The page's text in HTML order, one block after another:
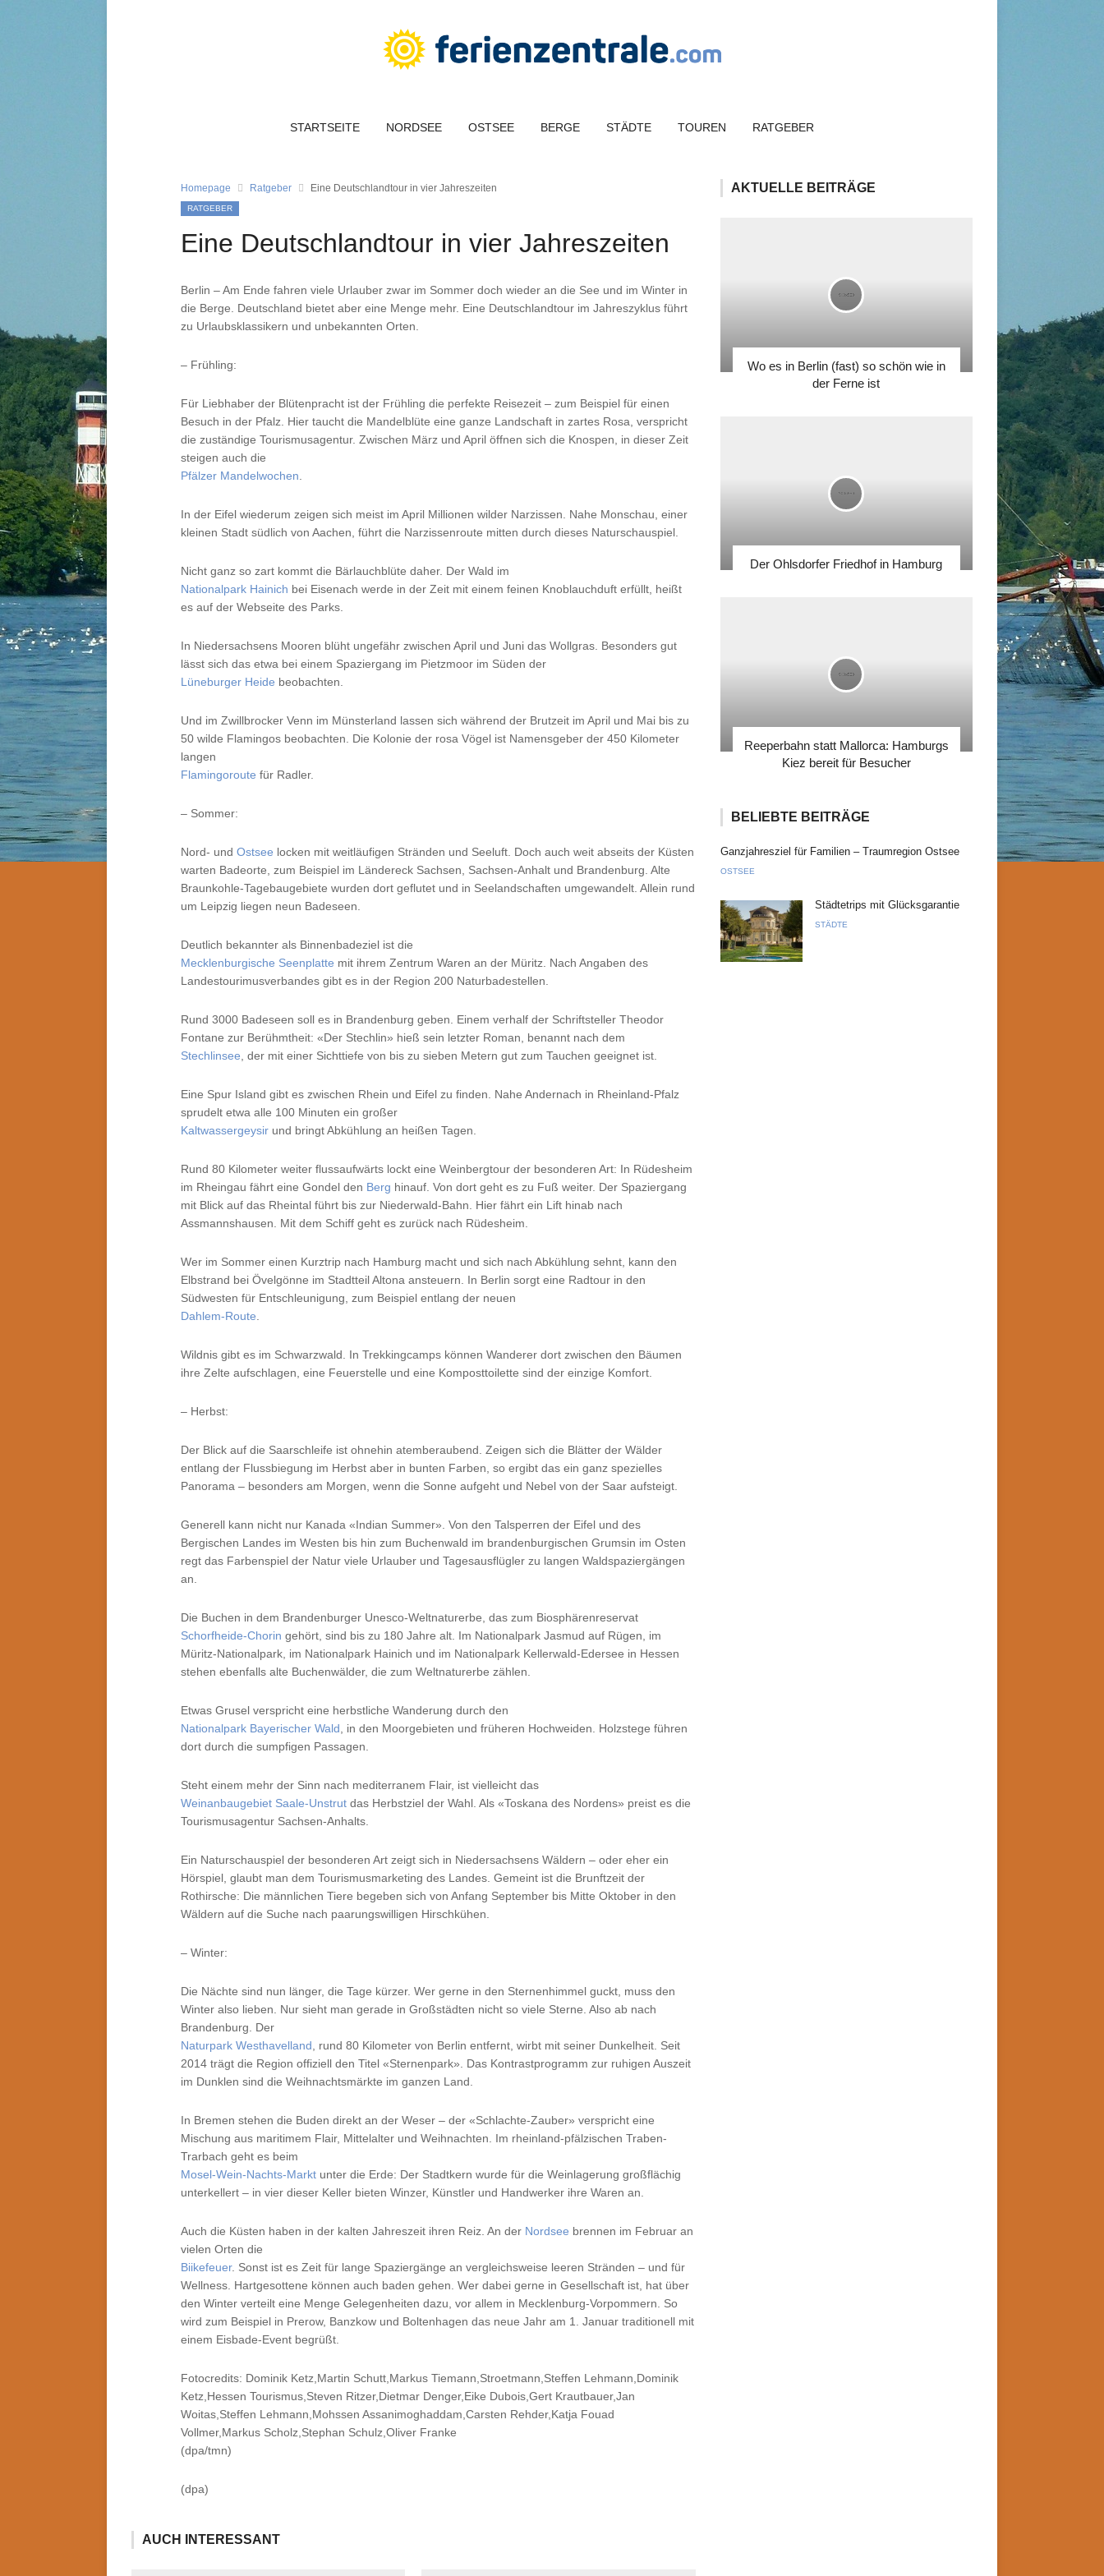
STARTSEITE NORDSEE OSTSEE BERGE STÄDTE TOUREN RATGEBER
Homepage Ratgeber Eine Deutschlandtour in vier Jahreszeiten
RATGEBER
Eine Deutschlandtour in vier Jahreszeiten
Berlin – Am Ende fahren viele Urlauber zwar im Sommer doch wieder an die See und im Winter in
die Berge. Deutschland bietet aber eine Menge mehr. Eine Deutschlandtour im Jahreszyklus führt
zu Urlaubsklassikern und unbekannten Orten.
– Frühling:
Für Liebhaber der Blütenpracht ist der Frühling die perfekte Reisezeit – zum Beispiel für einen
Besuch in der Pfalz. Hier taucht die Mandelblüte eine ganze Landschaft in zartes Rosa, verspricht
die zuständige Tourismusagentur. Zwischen März und April öffnen sich die Knospen, in dieser Zeit
steigen auch die
Pfälzer Mandelwochen
In der Eifel wiederum zeigen sich meist im April Millionen wilder Narzissen. Nahe Monschau, einer
kleinen Stadt südlich von Aachen, führt die Narzissenroute mitten durch dieses Naturschauspiel.
Nicht ganz so zart kommt die Bärlauchblüte daher. Der Wald im
Nationalpark Hainich bei Eisenach werde in der Zeit mit einem feinen Knoblauchduft erfüllt, heißt
es auf der Webseite des Parks.
In Niedersachsens Mooren blüht ungefähr zwischen April und Juni das Wollgras. Besonders gut
lässt sich das etwa bei einem Spaziergang im Pietzmoor im Süden der
Lüneburger Heide beobachten.
Und im Zwillbrocker Venn im Münsterland lassen sich während der Brutzeit im April und Mai bis zu
50 wilde Flamingos beobachten. Die Kolonie der rosa Vögel ist Namensgeber der 450 Kilometer
langen
Flamingoroute für Radler.
– Sommer:
Nord- und Ostsee locken mit weitläufigen Stränden und Seeluft. Doch auch weit abseits der Küsten
warten Badeorte, zum Beispiel im Ländereck Sachsen, Sachsen-Anhalt und Brandenburg. Alte
Braunkohle-Tagebaugebiete wurden dort geflutet und in Seelandschaften umgewandelt. Allein rund
um Leipzig liegen neun Badeseen.
Deutlich bekannter als Binnenbadeziel ist die
Mecklenburgische Seenplatte mit ihrem Zentrum Waren an der Müritz. Nach Angaben des
Landestourimusverbandes gibt es in der Region 200 Naturbadestellen.
Rund 3000 Badeseen soll es in Brandenburg geben. Einem verhalf der Schriftsteller Theodor
Fontane zur Berühmtheit: «Der Stechlin» hieß sein letzter Roman, benannt nach dem
Stechlinsee , der mit einer Sichttiefe von bis zu sieben Metern gut zum Tauchen geeignet ist.
Eine Spur Island gibt es zwischen Rhein und Eifel zu finden. Nahe Andernach in Rheinland-Pfalz
sprudelt etwa alle 100 Minuten ein großer
Kaltwassergeysir und bringt Abkühlung an heißen Tagen.
Rund 80 Kilometer weiter flussaufwärts lockt eine Weinbergtour der besonderen Art: In Rüdesheim
im Rheingau fährt eine Gondel den Berg hinauf. Von dort geht es zu Fuß weiter. Der Spaziergang
mit Blick auf das Rheintal führt bis zur Niederwald-Bahn. Hier fährt ein Lift hinab nach
Assmannshausen. Mit dem Schiff geht es zurück nach Rüdesheim.
Wer im Sommer einen Kurztrip nach Hamburg macht und sich nach Abkühlung sehnt, kann den
Elbstrand bei Övelgönne im Stadtteil Altona ansteuern. In Berlin sorgt eine Radtour in den
Südwesten für Entschleunigung, zum Beispiel entlang der neuen
Dahlem-Route
Wildnis gibt es im Schwarzwald. In Trekkingcamps können Wanderer dort zwischen den Bäumen
ihre Zelte aufschlagen, eine Feuerstelle und eine Komposttoilette sind der einzige Komfort.
– Herbst:
Der Blick auf die Saarschleife ist ohnehin atemberaubend. Zeigen sich die Blätter der Wälder
entlang der Flussbiegung im Herbst aber in bunten Farben, so ergibt das ein ganz spezielles
Panorama – besonders am Morgen, wenn die Sonne aufgeht und Nebel von der Saar aufsteigt.
Generell kann nicht nur Kanada «Indian Summer». Von den Talsperren der Eifel und des
Bergischen Landes im Westen bis hin zum Buchenwald im brandenburgischen Grumsin im Osten
regt das Farbenspiel der Natur viele Urlauber und Tagesausflügler zu langen Waldspaziergängen
an.
Die Buchen in dem Brandenburger Unesco-Weltnaturerbe, das zum Biosphärenreservat
Schorfheide-Chorin gehört, sind bis zu 180 Jahre alt. Im Nationalpark Jasmud auf Rügen, im
Müritz-Nationalpark, im Nationalpark Hainich und im Nationalpark Kellerwald-Edersee in Hessen
stehen ebenfalls alte Buchenwälder, die zum Weltnaturerbe zählen.
Etwas Grusel verspricht eine herbstliche Wanderung durch den
Nationalpark Bayerischer Wald , in den Moorgebieten und früheren Hochweiden. Holzstege führen
dort durch die sumpfigen Passagen.
Steht einem mehr der Sinn nach mediterranem Flair, ist vielleicht das
Weinanbaugebiet Saale-Unstrut das Herbstziel der Wahl. Als «Toskana des Nordens» preist es die
Tourismusagentur Sachsen-Anhalts.
Ein Naturschauspiel der besonderen Art zeigt sich in Niedersachsens Wäldern – oder eher ein
Hörspiel, glaubt man dem Tourismusmarketing des Landes. Gemeint ist die Brunftzeit der
Rothirsche: Die männlichen Tiere begeben sich von Anfang September bis Mitte Oktober in den
Wäldern auf die Suche nach paarungswilligen Hirschkühen.
– Winter:
Die Nächte sind nun länger, die Tage kürzer. Wer gerne in den Sternenhimmel guckt, muss den
Winter also lieben. Nur sieht man gerade in Großstädten nicht so viele Sterne. Also ab nach
Brandenburg. Der
Naturpark Westhavelland , rund 80 Kilometer von Berlin entfernt, wirbt mit seiner Dunkelheit. Seit
2014 trägt die Region offiziell den Titel «Sternenpark». Das Kontrastprogramm zur ruhigen Auszeit
im Dunklen sind die Weihnachtsmärkte im ganzen Land.
In Bremen stehen die Buden direkt an der Weser – der «Schlachte-Zauber» verspricht eine
Mischung aus maritimem Flair, Mittelalter und Weihnachten. Im rheinland-pfälzischen Traben-
Trarbach geht es beim
Mosel-Wein-Nachts-Markt unter die Erde: Der Stadtkern wurde für die Weinlagerung großflächig
unterkellert – in vier dieser Keller bieten Winzer, Künstler und Handwerker ihre Waren an.
Auch die Küsten haben in der kalten Jahreszeit ihren Reiz. An der Nordsee brennen im Februar an
vielen Orten die
Biikefeuer. Sonst ist es Zeit für lange Spaziergänge an vergleichsweise leeren Stränden – und für
Wellness. Hartgesottene können auch baden gehen. Wer dabei gerne in Gesellschaft ist, hat über
den Winter verteilt eine Menge Gelegenheiten dazu, vor allem in Mecklenburg-Vorpommern. So
wird zum Beispiel in Prerow, Banzkow und Boltenhagen das neue Jahr am 1. Januar traditionell mit
einem Eisbade-Event begrüßt.
Fotocredits: Dominik Ketz,Martin Schutt,Markus Tiemann,Stroetmann,Steffen Lehmann,Dominik
Ketz,Hessen Tourismus,Steven Ritzer,Dietmar Denger,Eike Dubois,Gert Krautbauer,Jan
Woitas,Steffen Lehmann,Mohssen Assanimoghaddam,Carsten Rehder,Katja Fouad
Vollmer,Markus Scholz,Stephan Schulz,Oliver Franke
(dpa/tmn)
(dpa)
AUCH INTERESSANT
AKTUELLE BEITRÄGE
Wo es in Berlin (fast) so schön wie in
der Ferne ist
Der Ohlsdorfer Friedhof in Hamburg
Reeperbahn statt Mallorca: Hamburgs
Kiez bereit für Besucher
BELIEBTE BEITRÄGE
Ganzjahresziel für Familien – Traumregion Ostsee
OSTSEE
Städtetrips mit Glücksgarantie
STÄDTE